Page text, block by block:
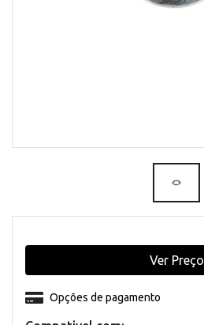
Opções de pagamento
Ver Preço